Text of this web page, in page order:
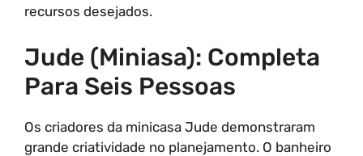
recursos desejados.
Jude (Miniasa): Completa
Para Seis Pessoas
Os criadores da minicasa Jude demonstraram
grande criatividade no planejamento. O banheiro